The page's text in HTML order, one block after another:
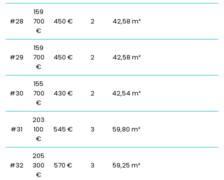
#28
159
700
€
450 € 2 42,58 m²
#29
159
700
€
450 € 2 42,58 m²
#30
155
700
€
430 € 2 42,54 m²
#31
203
100
€
545 € 3 59,80 m²
#32
205
300
€
570 € 3 59,25 m²